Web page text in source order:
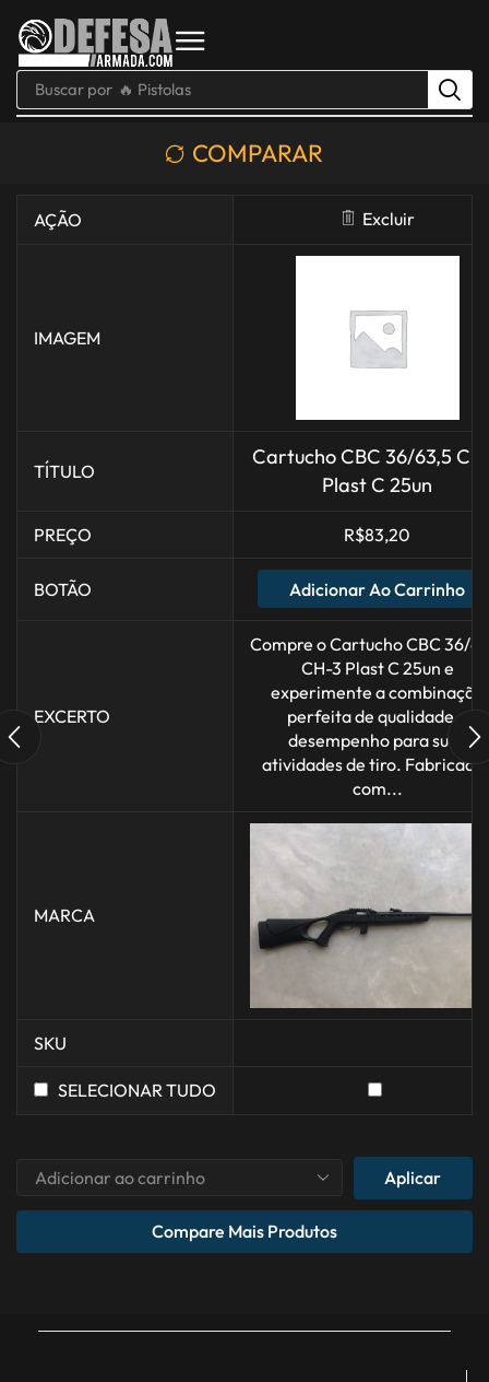
Buscar por 🔥 Pistolas
COMPARAR
AÇÃO Excluir
IMAGEM
TÍTULO
Cartucho CBC 36/63,5
Plast C 25un
PREÇO R$83,20
BOTÃO Adicionar Ao Carrinho
EXCERTO
Compre o Cartucho CBC 36/
CH-3 Plast C 25un e
experimente a combinação
perfeita de qualidade e
desempenho para suas
atividades de tiro.
com...
MARCA
SKU
SELECIONAR TUDO
Aplicar
Compare Mais Produtos